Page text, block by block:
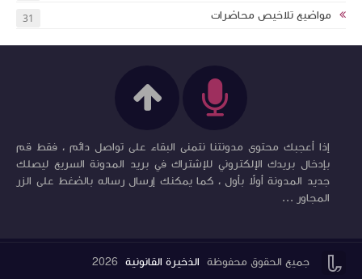
مواضيع تلاخيص محاضرات 31
إذا أعجبك محتوى مدونتنا نتمنى البقاء على تواصل دائم ، فقط قم
بإدخال بريدك الإلكتروني للإشتراك في بريد المدونة السريع ليصلك
جديد المدونة أولاً بأول ، كما يمكنك إرسال رساله بالضغط على الزر
المجاور ...


جميع الحقوق محفوظة الذخيرة القانونية 2026